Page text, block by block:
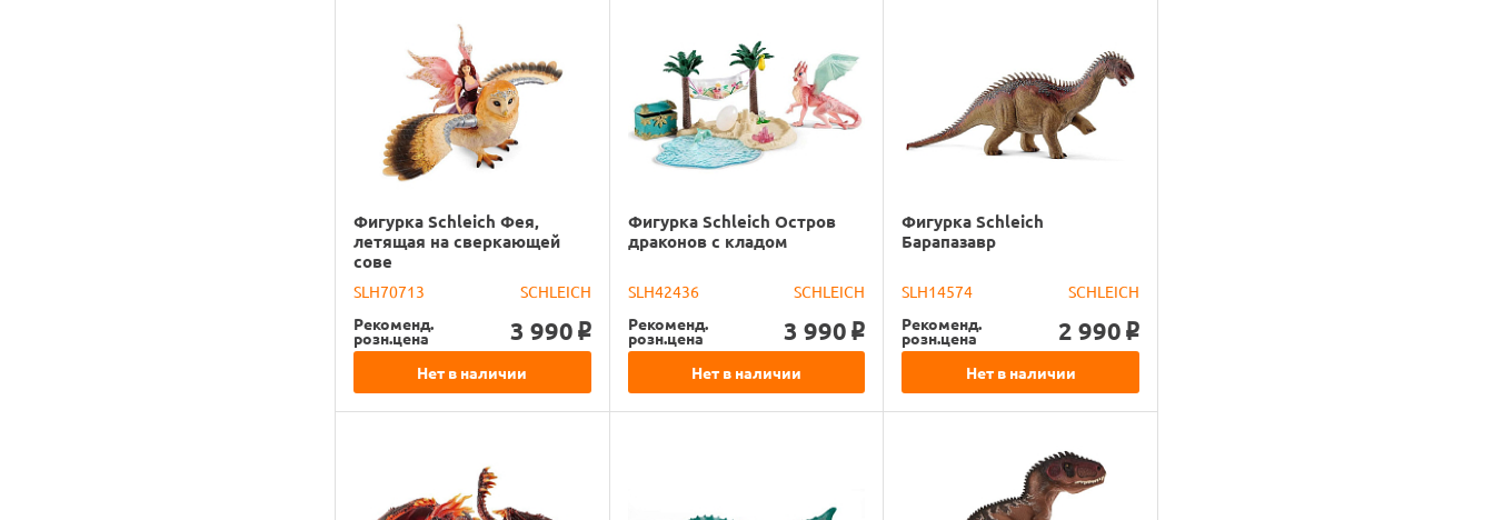
Фигурка Schleich Фея,
летящая на сверкающей
сове
SLH70713
SCHLEICH
Рекоменд.
розн.цена 3 990 o
Нет в наличии
Фигурка Schleich Остров
драконов с кладом
SLH42436
SCHLEICH
Рекоменд.
розн.цена 3 990 o
Нет в наличии
Фигурка Schleich
Барапазавр
SLH14574
SCHLEICH
Рекоменд.
розн.цена 2 990 o
Нет в наличии